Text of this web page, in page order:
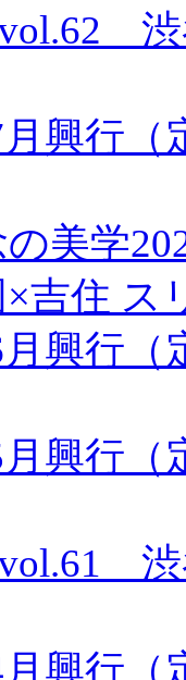
月興行
美学
吉住 ス
月興行
月興行
月興行